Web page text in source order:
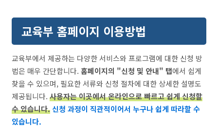
교육부 홈페이지 이용방법
교육부에서 제공하는 다양한 서비스와 프로그램에 대한 신청 방
법은 매우 간단합니다. 홈페이지의 "신청 및 안내" 탭에서 쉽게
찾을 수 있으며, 필요한 서류와 신청 절차에 대한 상세한 설명도
제공됩니다. 사용자는 이곳에서 온라인으로 빠르고 쉽게 신청할
수 있습니다. 신청 과정이 직관적이어서 누구나 쉽게 따라할 수
있습니다.